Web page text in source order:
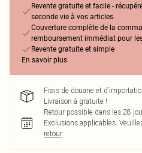
Revente gratuite et facile -
seconde vie à vos articles.
Couverture complète de la
remboursement immédiat pour
Revente gratuite et simple
En savoir plus
Frais de douane et
Livraison à gratuite !
Retour possible dans les 28
Exclusions applicables.
retour